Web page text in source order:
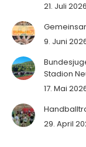
21. Juli 2026
9. Juni
Stadion
17. Mai
29. April